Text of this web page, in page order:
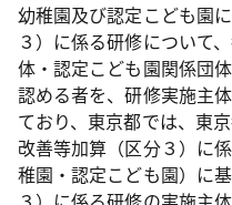
幼稚園及び認定こども園
３）に係る研修について
体・認定こども園関係団
認める者を、研修実施主
ており、東京都では、東
改善等加算（区分３）に
稚園・認定こども園）に